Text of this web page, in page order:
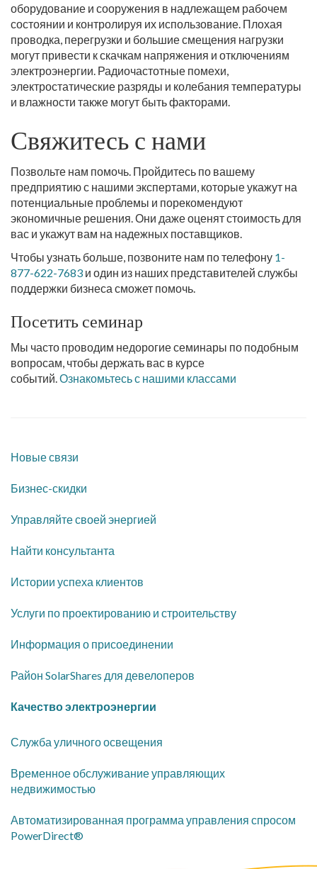
оборудование и сооружения в надлежащем рабочем
состоянии и контролируя их использование. Плохая
проводка, перегрузки и большие смещения нагрузки
могут привести к скачкам напряжения и отключениям
электроэнергии. Радиочастотные помехи,
электростатические разряды и колебания температуры
и влажности также могут быть факторами.
Свяжитесь с нами
Позвольте нам помочь. Пройдитесь по вашему
предприятию с нашими экспертами, которые укажут на
потенциальные проблемы и порекомендуют
экономичные решения. Они даже оценят стоимость для
вас и укажут вам на надежных поставщиков.
Чтобы узнать больше, позвоните нам по телефону 1-
877-622-7683 и один из наших представителей службы
поддержки бизнеса сможет помочь.
Посетить семинар
Мы часто проводим недорогие семинары по подобным
вопросам, чтобы держать вас в курсе
событий.Ознакомьтесь с нашими классами
Новые связи
​Бизнес-скидки
​Управляйте своей энергией
Найти консультанта
​Истории успеха клиентов
​Услуги по проектированию и строительству
​Информация о присоединении
Район SolarShares для девелоперов
​Качество электроэнергии
​Служба уличного освещения
​Временное обслуживание управляющих
недвижимостью
Автоматизированная программа управления спросом
PowerDirect®